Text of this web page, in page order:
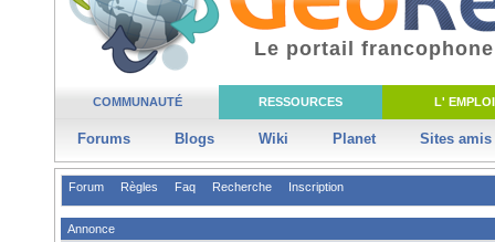
COMMUNAUTÉ RESSOURCES L' EMPLOI
Forums Blogs Wiki Planet Sites amis
Le portail
Forum Règles Faq Recherche Inscription
Annonce